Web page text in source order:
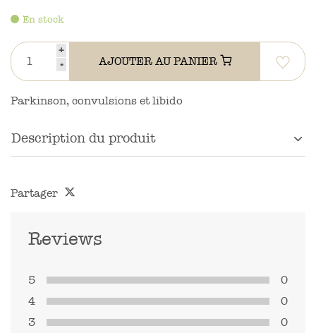
En stock
+
-
AJOUTER AU PANIER
Parkinson, convulsions et libido
Description du produit
Partager
Reviews
5
0
4
0
3
0